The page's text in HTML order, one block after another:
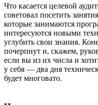
Что касается целевой
советовал посетить
которые занимаются
интересуются новыми
углубить свои знания.
почерпнут и, скажем,
если вы из их числа и
у себя — два дня
будет многовато.